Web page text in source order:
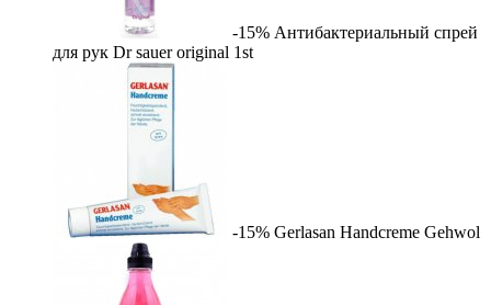
-15% Антибактериальный спрей
для рук Dr sauer original 1st
-15% Gerlasan Handcreme Gehwol